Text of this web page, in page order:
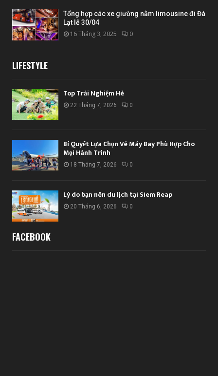
Tổng hợp các xe giường nằm limousine đi Đà
Lạt lễ 30/04
16 Tháng 3, 2025 0
LIFESTYLE
Top Trải Nghiệm Hè
22 Tháng 7, 2026 0
Bí Quyết Lựa Chọn Vé Máy Bay Phù Hợp Cho
Mọi Hành Trình
18 Tháng 7, 2026 0
Lý do bạn nên du lịch tại Siem Reap
20 Tháng 6, 2026 0
FACEBOOK